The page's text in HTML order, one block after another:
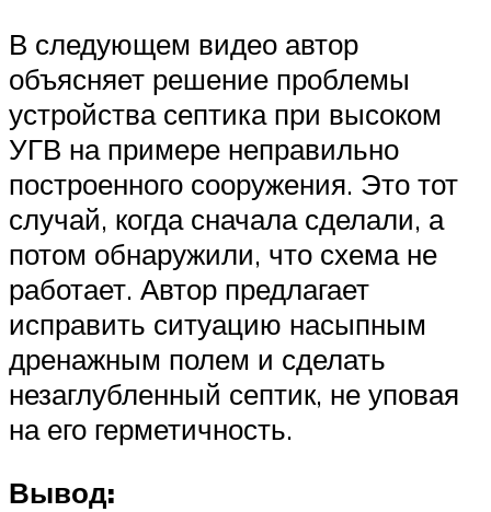
В следующем видео автор
объясняет решение проблемы
устройства септика при высоком
УГВ на примере неправильно
построенного сооружения. Это тот
случай, когда сначала сделали, а
потом обнаружили, что схема не
работает. Автор предлагает
исправить ситуацию насыпным
дренажным полем и сделать
незаглубленный септик, не уповая
на его герметичность.
Вывод: